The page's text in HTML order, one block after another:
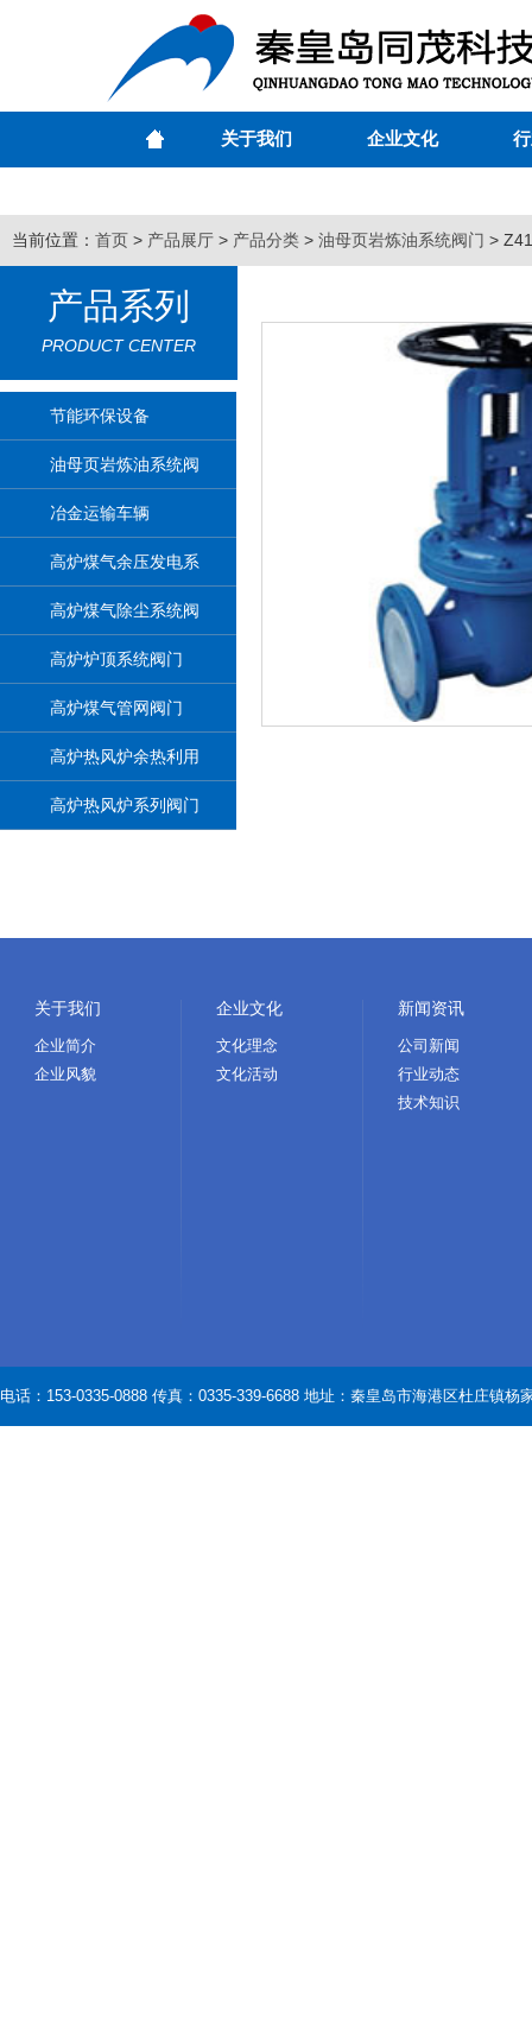
关于我们 企业文化
当前位置： 首页 > 产品展厅 > 产品分类 > 油母页岩炼油系统阀门 >
产品系列
PRODUCT CENTER
节能环保设备
油母页岩炼油系统阀
门
冶金运输车辆
高炉煤气余压发电系
统阀门
高炉煤气除尘系统阀
门
高炉炉顶系统阀门
高炉煤气管网阀门
高炉热风炉余热利用
系统阀门
高炉热风炉系列阀门
关于我们
企业简介
企业风貌
企业文化
文化理念
文化活动
新闻资讯
公司新闻
行业动态
技术知识
电话：153-0335-0888 传真：0335-339-6688 地址：秦皇岛市海港区杜庄镇